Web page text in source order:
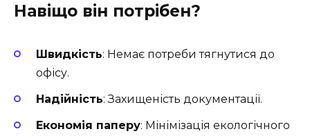
Навіщо він потрібен?
Швидкість: Немає потреби тягнутися до
офісу.
Надійність: Захищеність документації.
Економія паперу: Мінімізація екологічного